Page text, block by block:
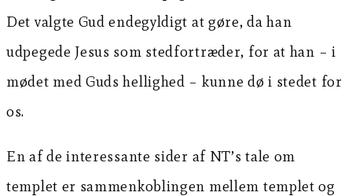
Det valgte Gud endegyldigt at gøre, da han
udpegede Jesus som stedfortræder, for at han – i
mødet med Guds hellighed – kunne dø i stedet for
os.
En af de interessante sider af NT’s tale om
templet er sammenkoblingen mellem templet og